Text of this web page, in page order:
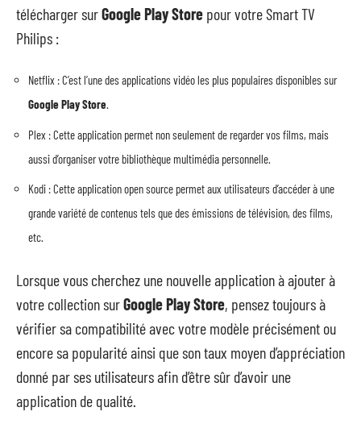
télécharger surGoogle Play Store pour votre Smart TV
Philips :
Netflix : C’est l’une des applications vidéo les plus populaires disponibles sur
Google Play Store.
Plex : Cette application permet non seulement de regarder vos films, mais
aussi d’organiser votre bibliothèque multimédia personnelle.
Kodi : Cette application open source permet aux utilisateurs d’accéder à une
grande variété de contenus tels que des émissions de télévision, des films,
etc.
Lorsque vous cherchez une nouvelle application à ajouter à
votre collection surGoogle Play Store, pensez toujours à
vérifier sa compatibilité avec votre modèle précisément ou
encore sa popularité ainsi que son taux moyen d’appréciation
donné par ses utilisateurs afin d’être sûr d’avoir une
application de qualité.